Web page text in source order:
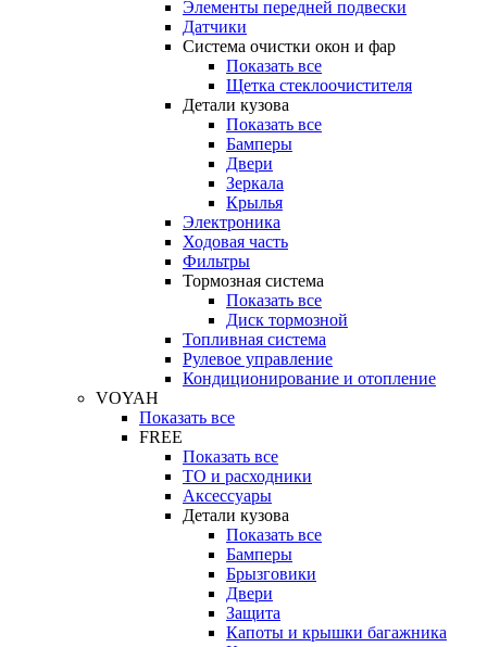
Элементы передней подвески
Датчики
Система очистки окон и фар
Показать все
Щетка стеклоочистителя
Детали кузова
Показать все
Бамперы
Двери
Зеркала
Крылья
Электроника
Ходовая часть
Фильтры
Тормозная система
Показать все
Диск тормозной
Топливная система
Рулевое управление
Кондиционирование и отопление
VOYAH
Показать все
FREE
Показать все
ТО и расходники
Аксессуары
Детали кузова
Показать все
Бамперы
Брызговики
Двери
Защита
Капоты и крышки багажника